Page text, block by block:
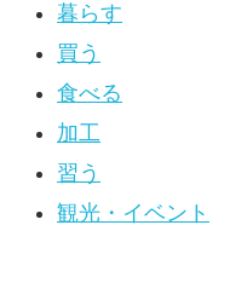
暮らす
買う
食べる
加工
習う
観光・イベント